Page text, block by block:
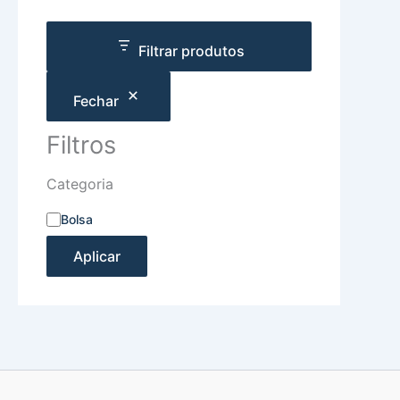
Filtrar produtos
Fechar
Filtros
Categoria
Bolsa
Aplicar